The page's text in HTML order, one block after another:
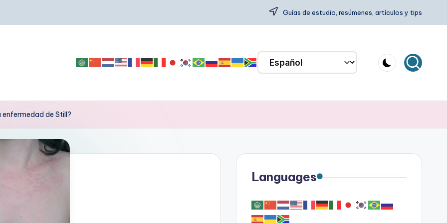
Guías de estudio, resúmenes, artículos y tips
enfermedad de Still?
Languages